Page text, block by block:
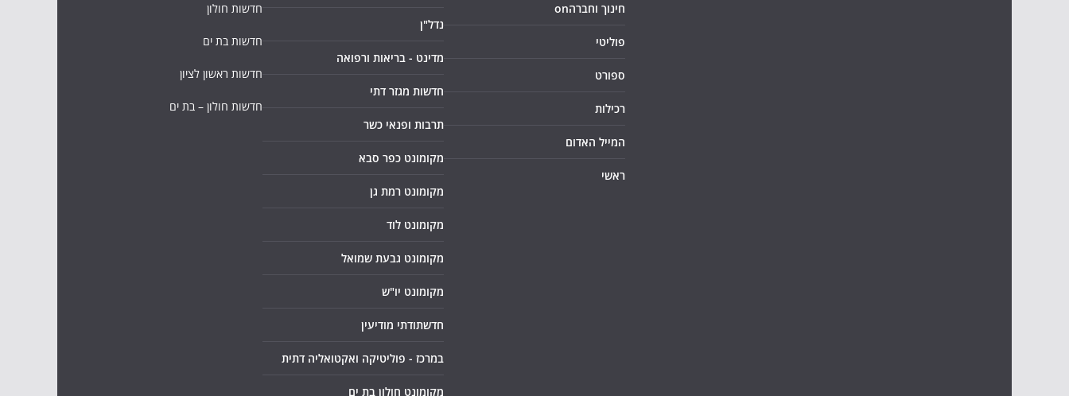
חינוך וחברהon
פוליטי
ספורט
רכילות
המייל האדום
ראשי
נדל"ן
מדינט - בריאות ורפואה
חדשות מגזר דתי
תרבות ופנאי כשר
מקומונט כפר סבא
מקומונט רמת גן
מקומונט לוד
מקומונט גבעת שמואל
מקומונט יו"ש
חדשתודתי מודיעין
במרכז - פוליטיקה ואקטואליה דתית
מקומונט חולון בת ים
חדשות חולון
חדשות בת ים
חדשות ראשון לציון
חדשות חולון – בת ים